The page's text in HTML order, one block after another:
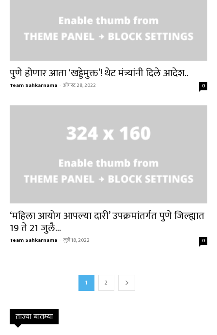
पुणे होणार आता ‘खड्डेमुक्त’! थेट मंत्र्यांनी दिले आदेश..
Team Sahkarnama - ऑगस्ट 28, 2022 0
‘महिला आयोग आपल्या दारी’ उपक्रमांतर्गत पुणे जिल्ह्यात
19 ते 21 जुलै...
Team Sahkarnama - जुलै 18, 2022 0
1 2
ताज्या बातम्या